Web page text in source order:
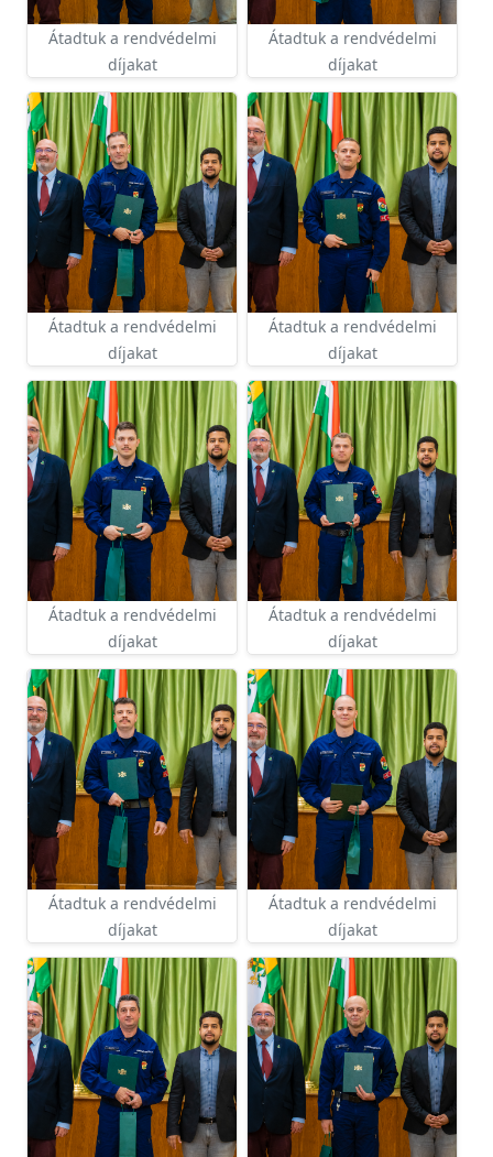
Átadtuk a rendvédelmi
díjakat
Átadtuk a rendvédelmi
díjakat
Átadtuk a rendvédelmi
díjakat
Átadtuk a rendvédelmi
díjakat
Átadtuk a rendvédelmi
díjakat
Átadtuk a rendvédelmi
díjakat
Átadtuk a rendvédelmi
díjakat
Átadtuk a rendvédelmi
díjakat